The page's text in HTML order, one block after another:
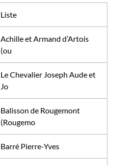
Liste
Achille et Armand d’Artois
(ou
Le Chevalier Joseph Aude et
Jo
Balisson de Rougemont
(Rougemo
Barré Pierre-Yves